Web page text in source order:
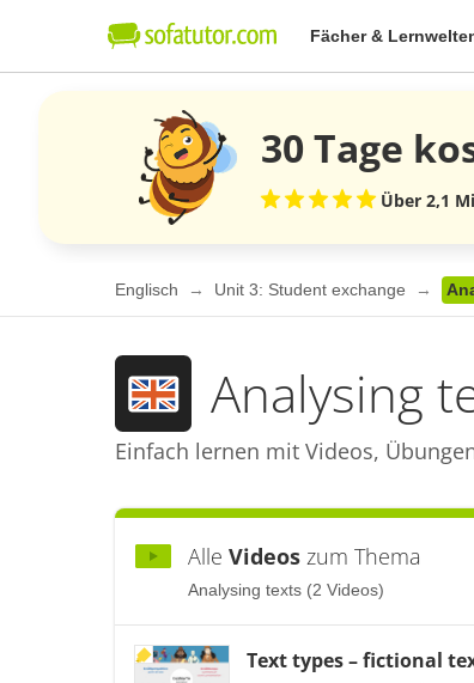
Fächer &
30 Tage
Über 2,1
Englisch Unit 3: Student exchange
Analysing
Einfach lernen mit Videos,
Alle Videos zum Thema
Analysing texts (2 Videos)
Text types – fictional